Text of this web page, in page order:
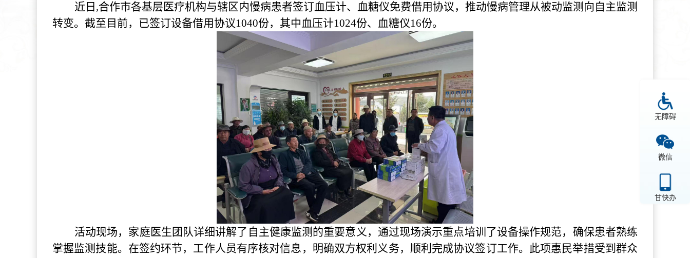
无障碍
微信
甘快办
近日 ,合作市各基层医疗机构与辖区内慢病患者签订血压计、血糖仪免费借用协议，推动慢病管理从被动监测向自主监测
转变。截至目前，已签订设备借用协议1040份，其中血压计1024份、血糖仪16份。
活动现场，家庭医生团队详细讲解了自主健康监测的重要意义，通过现场演示重点培训了设备操作规范，确保患者熟练
掌握监测技能。在签约环节，工作人员有序核对信息，明确双方权利义务，顺利完成协议签订工作。此项惠民举措受到群众